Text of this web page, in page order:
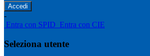
-
Entra con SPID Entra con CIE
Seleziona utente